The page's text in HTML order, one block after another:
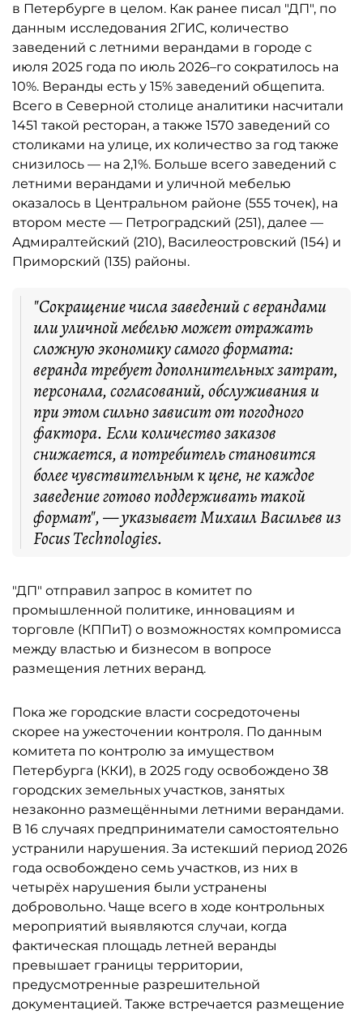
в Петербурге в целом. Как ранее писал "ДП", по
данным исследования 2ГИС, количество
заведений с летними верандами в городе с
июля 2025 года по июль 2026–го сократилось на
10%. Веранды есть у 15% заведений общепита.
Всего в Северной столице аналитики насчитали
1451 такой ресторан, а также 1570 заведений со
столиками на улице, их количество за год также
снизилось — на 2,1%. Больше всего заведений с
летними верандами и уличной мебелью
оказалось в Центральном районе (555 точек), на
втором месте — Петроградский (251), далее —
Адмиралтейский (210), Василеостровский (154) и
Приморский (135) районы.
"Сокращение числа заведений с верандами
или уличной мебелью может отражать
сложную экономику самого формата:
веранда требует дополнительных затрат,
персонала, согласований, обслуживания и
при этом сильно зависит от погодного
фактора. Если количество заказов
снижается, а потребитель становится
более чувствительным к цене, не каждое
заведение готово поддерживать такой
формат", — указывает Михаил Васильев из
Focus Technologies.
"ДП" отправил запрос в комитет по
промышленной политике, инновациям и
торговле (КППиТ) о возможностях компромисса
между властью и бизнесом в вопросе
размещения летних веранд.
Пока же городские власти сосредоточены
скорее на ужесточении контроля. По данным
комитета по контролю за имуществом
Петербурга (ККИ), в 2025 году освобождено 38
городских земельных участков, занятых
незаконно размещёнными летними верандами.
В 16 случаях предприниматели самостоятельно
устранили нарушения. За истекший период 2026
года освобождено семь участков, из них в
четырёх нарушения были устранены
добровольно. Чаще всего в ходе контрольных
мероприятий выявляются случаи, когда
фактическая площадь летней веранды
превышает границы территории,
предусмотренные разрешительной
документацией. Также встречается размещение